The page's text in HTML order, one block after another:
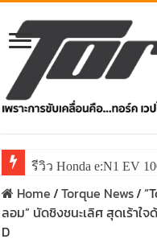
รีวิว Honda e:N1 EV
Home/Torque News/
ลอม” นัดชิงชนะเลิศ สุดเร้าใ
D